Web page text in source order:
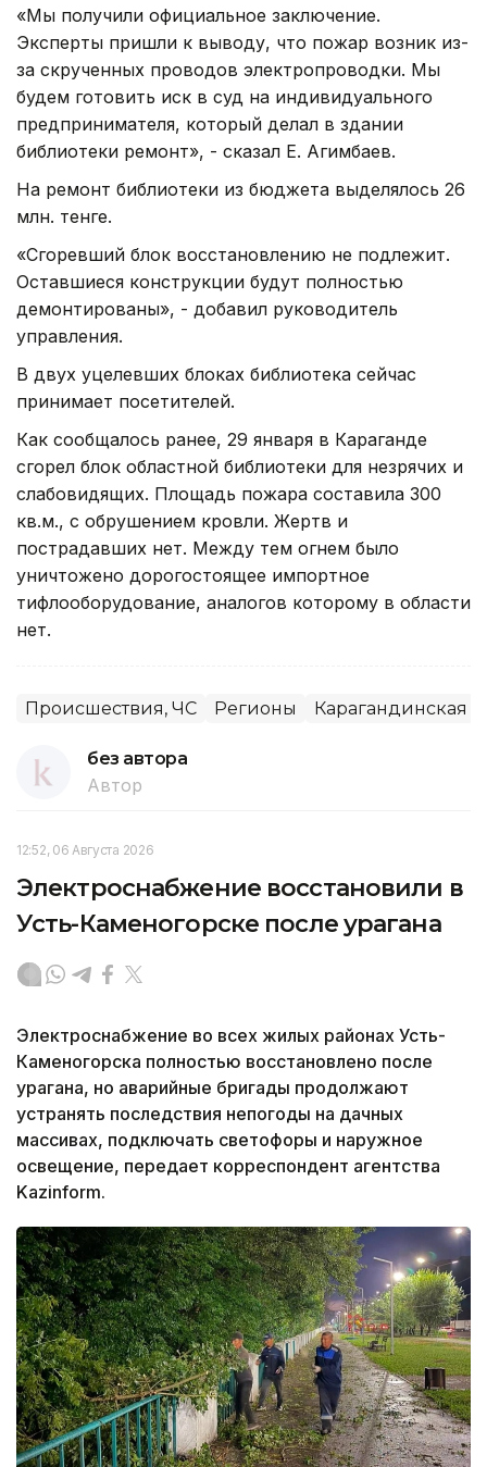
«Мы получили официальное заключение.
Эксперты пришли к выводу, что пожар возник из-
за скрученных проводов электропроводки. Мы
будем готовить иск в суд на индивидуального
предпринимателя, который делал в здании
библиотеки ремонт», - сказал Е. Агимбаев.
На ремонт библиотеки из бюджета выделялось 26
млн. тенге.
«Сгоревший блок восстановлению не подлежит.
Оставшиеся конструкции будут полностью
демонтированы», - добавил руководитель
управления.
В двух уцелевших блоках библиотека сейчас
принимает посетителей.
Как сообщалось ранее, 29 января в Караганде
сгорел блок областной библиотеки для незрячих и
слабовидящих. Площадь пожара составила 300
кв.м., с обрушением кровли. Жертв и
пострадавших нет. Между тем огнем было
уничтожено дорогостоящее импортное
тифлооборудование, аналогов которому в области
нет.
Происшествия, ЧС Регионы Карагандинская
без автора
Автор
12:52, 06 Августа 2026
Электроснабжение восстановили в
Усть-Каменогорске после урагана
Электроснабжение во всех жилых районах Усть-
Каменогорска полностью восстановлено после
урагана, но аварийные бригады продолжают
устранять последствия непогоды на дачных
массивах, подключать светофоры и наружное
освещение, передает корреспондент агентства
Kazinform.